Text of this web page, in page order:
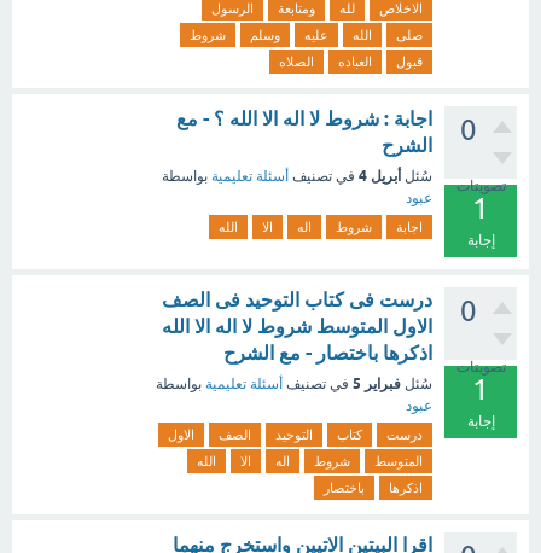
الاخلاص لله ومتابعة
الرسول
صلى
الله عليه وسلم
شروط
قبول
العباده الصلاه
0
تصويتات
1
إجابة
اجابة : شروط لا اله الا الله ؟ - مع
الشرح
سُئل أبريل 4 في تصنيف أسئلة تعليمية بواسطة
عبود
اجابة شروط اله الا الله
0
تصويتات
1
إجابة
درست فى كتاب التوحيد فى الصف
الاول المتوسط شروط لا اله الا الله
اذكرها باختصار - مع الشرح
سُئل فبراير 5 في تصنيف أسئلة تعليمية بواسطة
عبود
درست كتاب التوحيد الصف
الاول
المتوسط
شروط اله الا
الله
اذكرها
باختصار
اقرا البيتين الاتيين واستخرج منهما